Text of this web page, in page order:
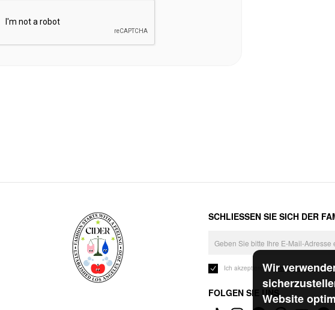
Wir
Website
SCHLIESSEN SIE SICH DER
Ich akzeptiere die
FOLGEN SIE UNS